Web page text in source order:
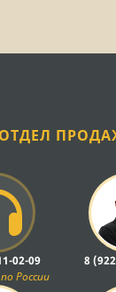
ОТДЕЛ
02-09
России
8